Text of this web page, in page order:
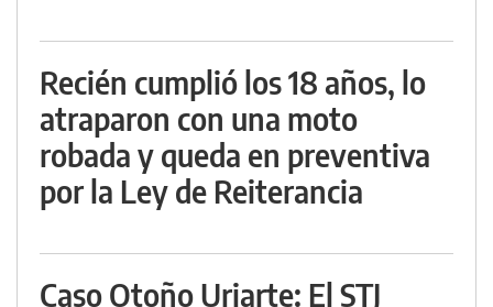
Recién cumplió los 18 años, lo
atraparon con una moto
robada y queda en preventiva
por la Ley de Reiterancia
Caso Otoño Uriarte: El STJ